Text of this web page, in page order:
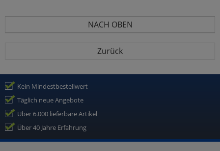
NACH OBEN
Zurück
Kein Mindestbestellwert
Täglich neue Angebote
Über 6.000 lieferbare Artikel
Über 40 Jahre Erfahrung